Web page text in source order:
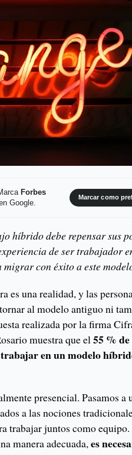
Forbes
Google.
Marcar como
híbrido debe repensar sus
de ser trabajador
con éxito a este
es una realidad, y las
al modelo antiguo ni
realizada por la firma
muestra que el55 %
en un modelo
presencial. Pasamos a
a las nociones
trabajar juntos como equipo.
manera adecuada,es